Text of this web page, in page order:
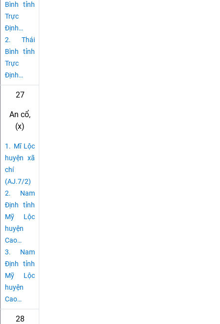
Bình tỉnh
Trực
Định…
2. Thái
Bình tỉnh
Trực
Định…
27
An cổ,
(x)
1. Mĩ Lộc
huyện xã
chí
(AJ.7/2)
2. Nam
Định tỉnh
Mỹ Lộc
huyện
Cao…
3. Nam
Định tỉnh
Mỹ Lộc
huyện
Cao…
28